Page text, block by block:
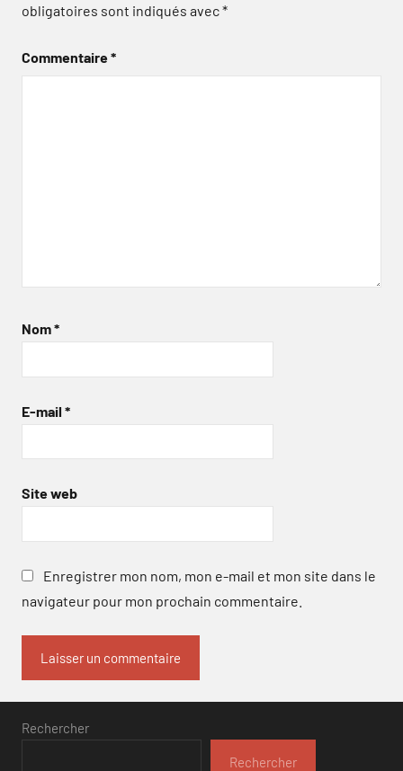
obligatoires sont indiqués avec*
Commentaire*
Nom*
E-mail *
Site web
Enregistrer mon nom, mon e-mail et mon site dans le
navigateur pour mon prochain commentaire.
Rechercher
Rechercher